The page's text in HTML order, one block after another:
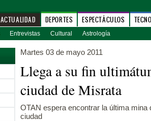
ACTUALIDAD DEPORTES ESPECTÁCULOS
Entrevistas Cultural Astrología
Martes 03 de mayo 2011
Llega a su fin
ciudad de Misrata
OTAN espera encontrar la última mina
ciudad